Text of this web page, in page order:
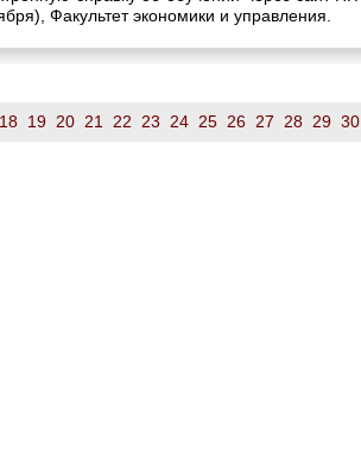
Факультет экономики и управления.
18 19 20 21 22 23 24 25 26 27 28 29 30